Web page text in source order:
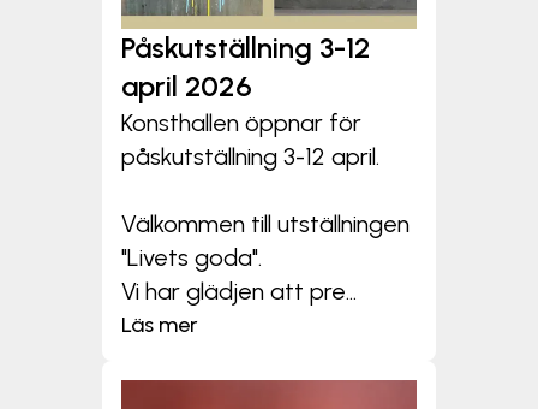
Påskutställning 3-12
april 2026
Konsthallen öppnar för
påskutställning 3-12 april.
Välkommen till utställningen
"Livets goda".
Vi har glädjen att pre...
Läs mer